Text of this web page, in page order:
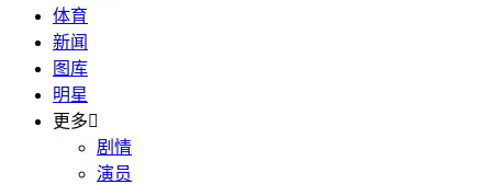
体育
新闻
图库
明星
更多
剧情
演员